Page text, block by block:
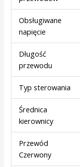
Obsługiwane
napięcie
Długość
przewodu
Typ sterowania
Średnica
kierownicy
Przewód
Czerwony